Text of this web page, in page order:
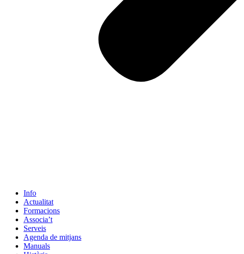
Info
Actualitat
Formacions
Associa’t
Serveis
Agenda de mitjans
Manuals